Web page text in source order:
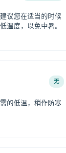
议您在适当的时候
温度，以免中暑。
无
的低温，稍作防寒